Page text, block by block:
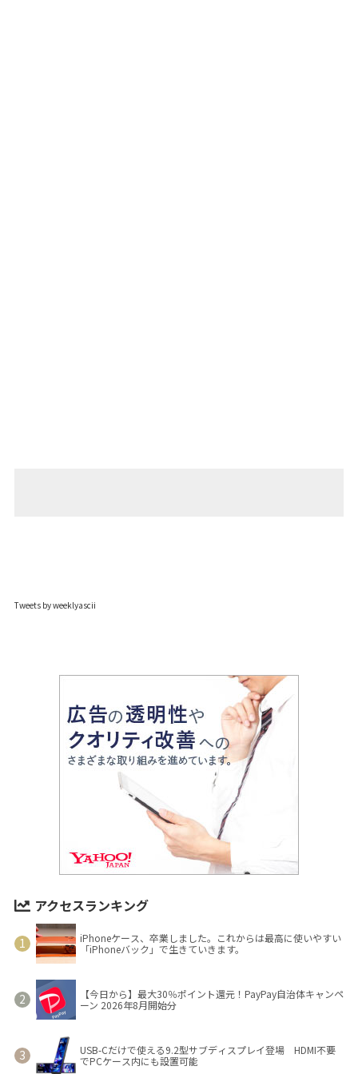
Tweets by weeklyascii
アクセスランキング
iPhoneケース、卒業しました。これからは最高に使いやすい
「iPhoneバック」で生きていきます。
【今日から】最大30％ポイント還元！PayPay自治体キャンペ
ーン 2026年8月開始分
USB-Cだけで使える9.2型サブディスプレイ登場 HDMI不要
でPCケース内にも設置可能